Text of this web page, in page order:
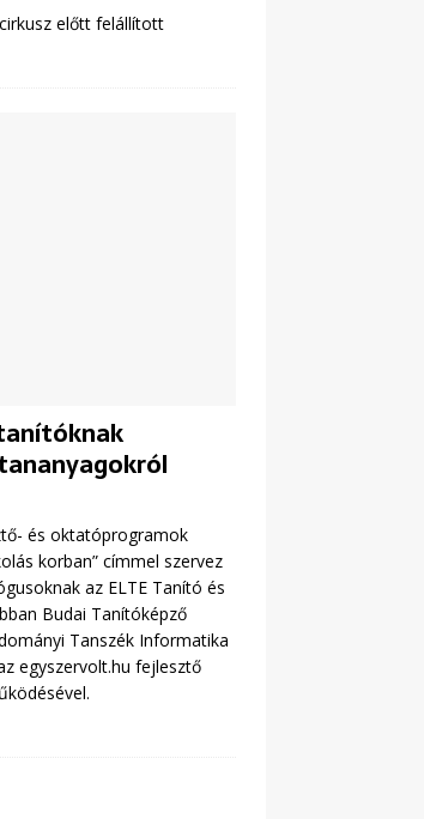
előtt felállított
és oktatóprogramok
korban” címmel szervez
az ELTE Tanító és
Budai Tanítóképző
Tanszék Informatika
egyszervolt.hu fejlesztő